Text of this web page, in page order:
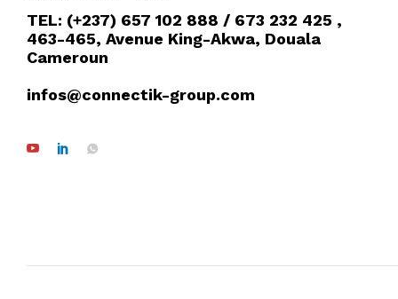
TEL: (+237) 657 102 888 / 673 232 425 ,
463-465, Avenue King-Akwa, Douala
Cameroun
infos@connectik-group.com